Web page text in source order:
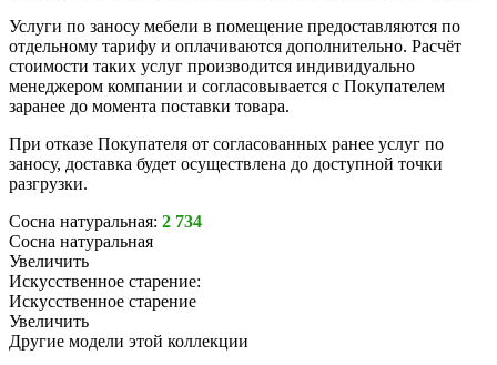
Услуги по заносу мебели в помещение предоставляются по
отдельному тарифу и оплачиваются дополнительно. Расчёт
стоимости таких услуг производится индивидуально
менеджером компании и согласовывается с Покупателем
заранее до момента поставки товара.
При отказе Покупателя от согласованных ранее услуг по
заносу, доставка будет осуществлена до доступной точки
разгрузки.
Сосна натуральная: 2 734
Сосна натуральная
Увеличить
Искусственное старение:
Искусственное старение
Увеличить
Другие модели этой коллекции